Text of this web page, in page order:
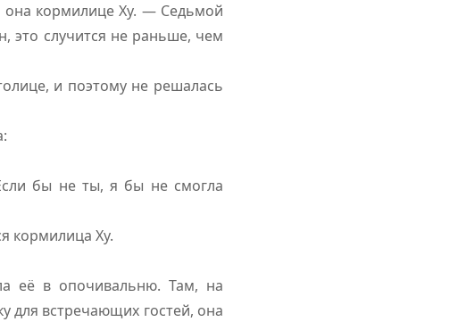
кормилице Ху. — Седьмой
это случится не раньше, чем
и поэтому не решалась
бы не ты, я бы не смогла
кормилица Ху.
её в опочивальню. Там, на
для встречающих гостей, она